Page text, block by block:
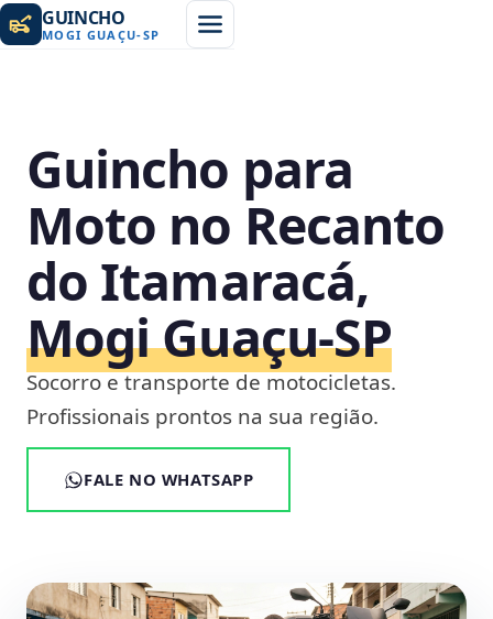
GUINCHO
MOGI GUAÇU-SP
Guincho para
Moto no Recanto
do Itamaracá,
Mogi Guaçu‑SP
Socorro e transporte de motocicletas.
Profissionais prontos na sua região.
FALE NO WHATSAPP